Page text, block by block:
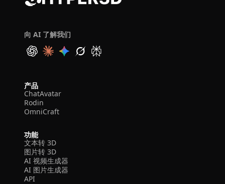
向 AI 了解我们
产品
ChatAvatar
Rodin
OmniCraft
功能
文本转 3D
图片转 3D
AI 视频生成器
AI 图片生成器
API